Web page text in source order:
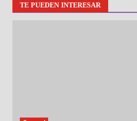
TE PUEDEN INTERESAR